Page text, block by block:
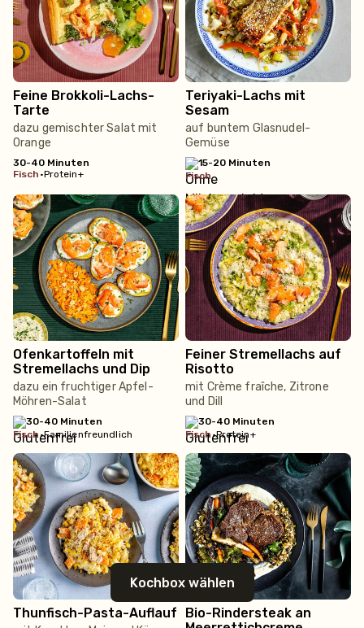
Feine Brokkoli-Lachs-
Tarte
dazu gemischter Salat mit
Orange
30-40 Minuten
fisch •Protein+
Teriyaki-Lachs mit
Sesam
auf buntem Glasnudel-
Gemüse
15-20 Minuten
fisch
Ofenkartoffeln mit
Stremellachs und Dip
dazu ein fruchtiger Apfel-
Möhren-Salat
30-40 Minuten
fisch•Familienfreundlich
Feiner Stremellachs auf
Risotto
mit Crème fraîche, Zitrone
und Dill
30-40 Minuten
fisch•Protein+
Thunfisch-Pasta-Auflauf
Bio-Rindersteak an
Kochbox wählen